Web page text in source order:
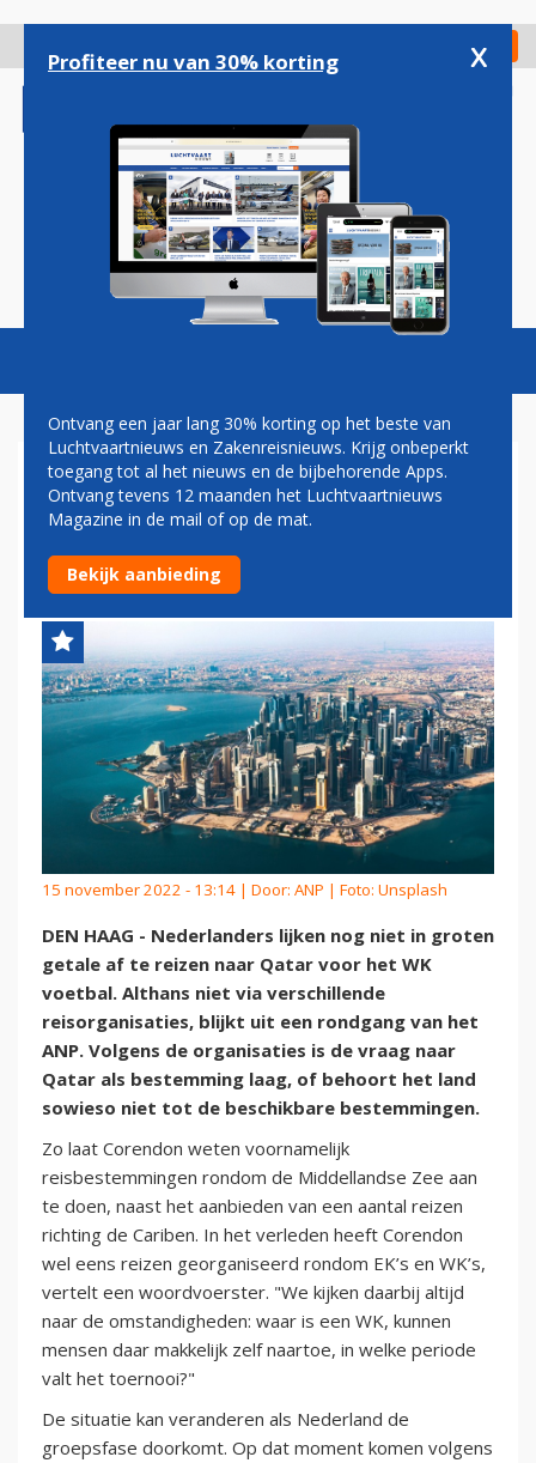
gaan
Check in
Magazine Podcasts Vacatures
REISORGANISATIES: WEINIG
ANIMO VOOR REIZEN
RICHTING WK-LAND QATAR
15 november 2022 - 13:14 | Door: ANP | Foto: Unsplash
DEN HAAG - Nederlanders lijken nog niet in groten
getale af te reizen naar Qatar voor het WK
voetbal. Althans niet via verschillende
reisorganisaties, blijkt uit een rondgang van het
ANP. Volgens de organisaties is de vraag naar
Qatar als bestemming laag, of behoort het land
sowieso niet tot de beschikbare bestemmingen.
Zo laat Corendon weten voornamelijk
reisbestemmingen rondom de Middellandse Zee aan
te doen, naast het aanbieden van een aantal reizen
richting de Cariben. In het verleden heeft Corendon
wel eens reizen georganiseerd rondom EK’s en WK’s,
vertelt een woordvoerster. "We kijken daarbij altijd
naar de omstandigheden: waar is een WK, kunnen
mensen daar makkelijk zelf naartoe, in welke periode
valt het toernooi?"
De situatie kan veranderen als Nederland de
groepsfase doorkomt. Op dat moment komen volgens
Profiteer nu van 30% korting x
Ontvang een jaar lang 30% korting op het beste van
Luchtvaartnieuws en Zakenreisnieuws. Krijg onbeperkt
toegang tot al het nieuws en de bijbehorende Apps.
Ontvang tevens 12 maanden het Luchtvaartnieuws
Magazine in de mail of op de mat.
Bekijk aanbieding